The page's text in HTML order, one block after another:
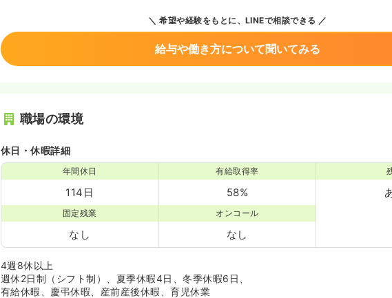
希望や経験をもとに、LINEで相談できる
給与や働き方について聞いてみる
職場の環境
休日・休暇詳細
年間休日
114日
有給取得率
58%
固定残業
なし
オンコール
なし
4週8休以上
週休2日制（シフト制）、夏季休暇4日、冬季休暇6日、
有給休暇、慶弔休暇、産前産後休暇、育児休業